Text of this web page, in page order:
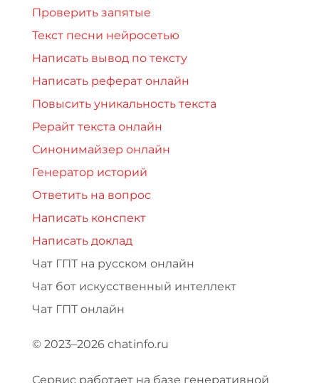
Проверить запятые
Текст песни нейросетью
Написать вывод по тексту
Написать реферат онлайн
Повысить уникальность текста
Рерайт текста онлайн
Синонимайзер онлайн
Генератор историй
Ответить на вопрос
Написать конспект
Написать доклад
Чат ГПТ на русском онлайн
Чат бот искусственный интеллект
Чат ГПТ онлайн
© 2023–2026 chatinfo.ru
Сервис работает на базе генеративной